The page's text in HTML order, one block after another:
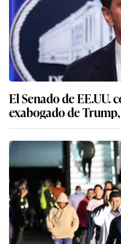
El Senado de EE.UU.
exabogado de